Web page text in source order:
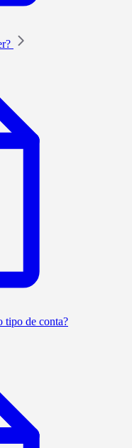
tipo de conta?